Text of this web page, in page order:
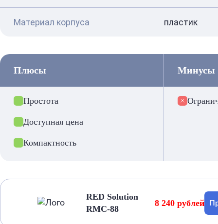
Материал корпуса пластик
Плюсы
Простота
Доступная цена
Компактность
Минусы
RED Solution
RMC-88
8 240 рублей